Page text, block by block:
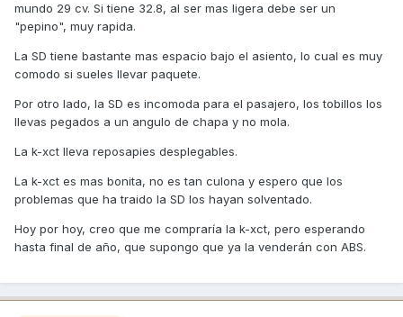
mundo 29 cv. Si tiene 32.8, al ser mas ligera debe ser un
"pepino", muy rapida.
La SD tiene bastante mas espacio bajo el asiento, lo cual es muy
comodo si sueles llevar paquete.
Por otro lado, la SD es incomoda para el pasajero, los tobillos los
llevas pegados a un angulo de chapa y no mola.
La k-xct lleva reposapies desplegables.
La k-xct es mas bonita, no es tan culona y espero que los
problemas que ha traido la SD los hayan solventado.
Hoy por hoy, creo que me compraría la k-xct, pero esperando
hasta final de año, que supongo que ya la venderán con ABS.